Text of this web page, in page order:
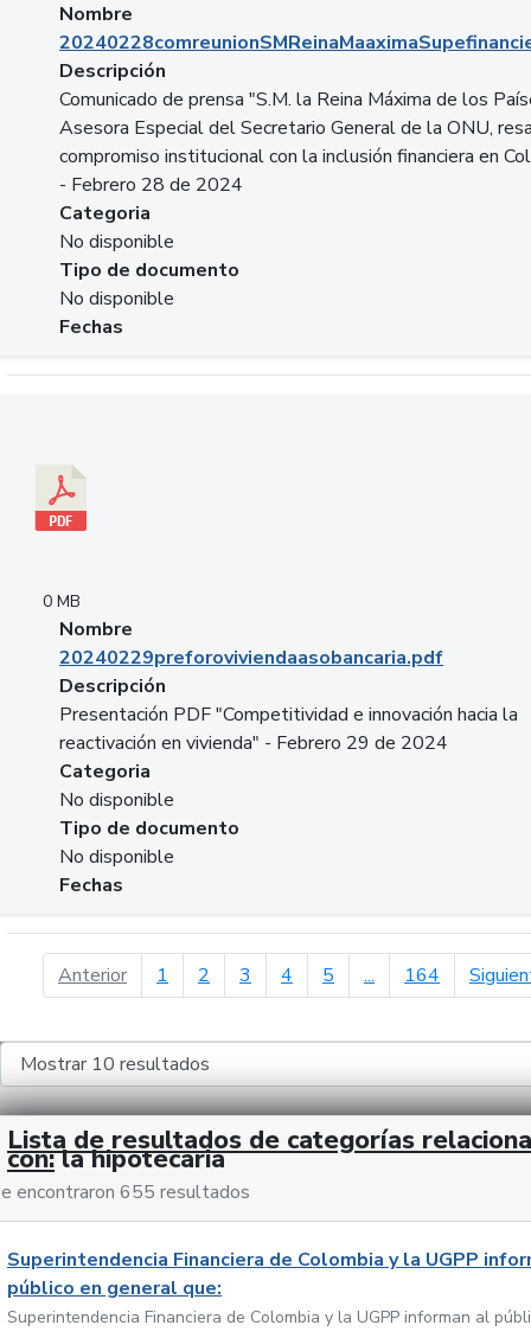
Nombre
Descripción
Comunicado de prensa "S.M. la Reina Máxima de los
Asesora Especial del Secretario General de la ONU,
compromiso institucional con la inclusión financiera en
- Febrero 28 de 2024
Categoria
No disponible
Tipo de documento
No disponible
Fechas
0 MB
Nombre
20240229preforoviviendaasobancaria.pdf
Descripción
Presentación PDF "Competitividad e innovación hacia la
reactivación en vivienda" - Febrero 29 de 2024
Categoria
No disponible
Tipo de documento
No disponible
Fechas
Anteriorpágina anterior
1 2 3 4 5 ... 164
Lista de resultados de categorías
con: la hipotecaria
encontraron 655 resultados
Superintendencia Financiera de Colombia y la UGPP
público en general que:
Superintendencia Financiera de Colombia y la UGPP informan al